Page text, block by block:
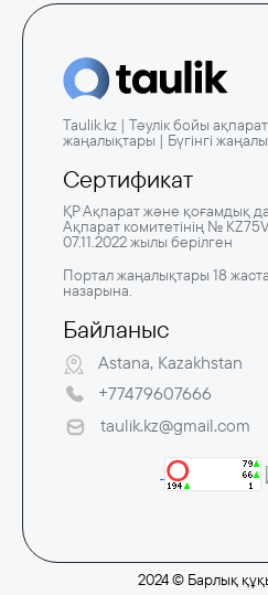
Taulik.kz | Тәулік бойы
жаңалықтары | Бүгінгі
Сертификат
ҚР Ақпарат және қоғамдық
Ақпарат комитетінің №
07.11.2022 жылы берілген
Портал жаңалықтары 18
назарына.
Байланыс
Astana, Kazakhstan
+77479607666
taulik.kz@gmail.com
2024 © Барлық